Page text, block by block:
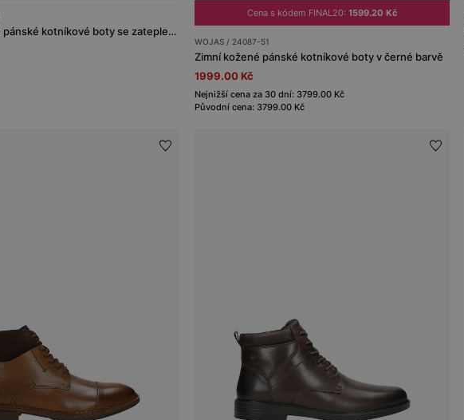
Vysoké kožené pánské kotníkové boty se zateplením
Cena s kódem FINAL20:1599.20 Kč
WOJAS / 24087-51
Zimní kožené pánské kotníkové boty v černé barvě
1999.00 Kč
Nejnižší cena za 30 dní: 3799.00 Kč
Původní cena: 3799.00 Kč